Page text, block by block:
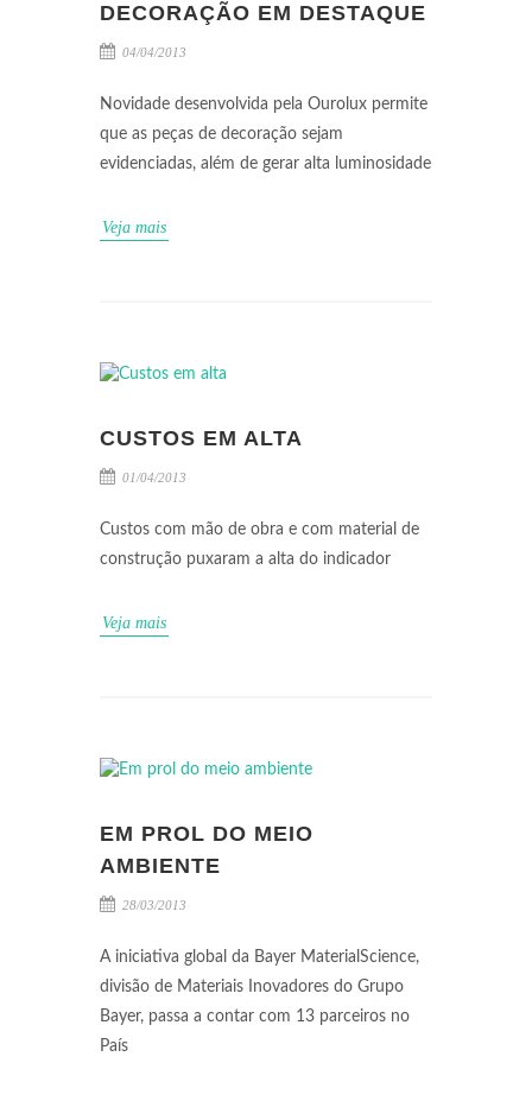
DECORAÇÃO EM DESTAQUE
04/04/2013
Novidade desenvolvida pela Ourolux permite
que as peças de decoração sejam
evidenciadas, além de gerar alta luminosidade
Veja mais
CUSTOS EM ALTA
01/04/2013
Custos com mão de obra e com material de
construção puxaram a alta do indicador
Veja mais
EM PROL DO MEIO
AMBIENTE
28/03/2013
A iniciativa global da Bayer MaterialScience,
divisão de Materiais Inovadores do Grupo
Bayer, passa a contar com 13 parceiros no
País